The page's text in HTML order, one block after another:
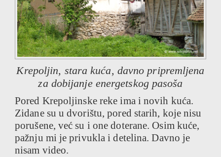
Krepoljin, stara kuća, davno pripremljena
za dobijanje energetskog pasoša
Pored Krepoljinske reke ima i novih kuća.
Zidane su u dvorištu, pored starih, koje nisu
porušene, već su i one doterane. Osim kuće,
pažnju mi je privukla i detelina. Davno je
nisam video.